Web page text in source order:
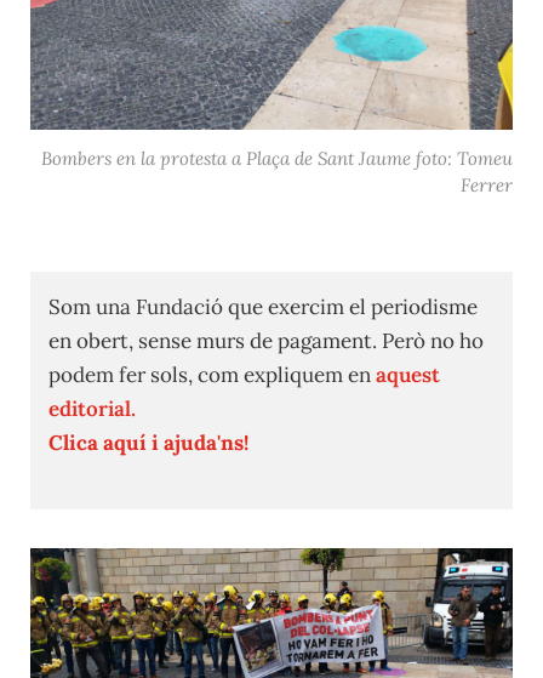
Bombers en la protesta a Plaça de Sant Jaume foto: Tomeu
Ferrer
Som una Fundació que exercim el periodisme
en obert, sense murs de pagament. Però no ho
podem fer sols, com expliquem enaquest
editorial.
Clica aquí i ajuda'ns!